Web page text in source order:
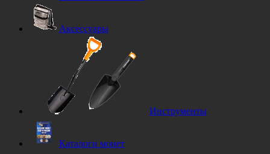
Аксессуары
Инструменты
Каталоги монет